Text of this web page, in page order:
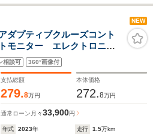
NEW
プティブクルーズコント
モニター エレクトロニッ
ヘッドライト オートハイ
テールランプ フロント
相談可 360°画像付
支払総額
279.8万円
本体価格
272.8万円
通常ローン 月々33,900円
年式 2023年 走行 1.5万km